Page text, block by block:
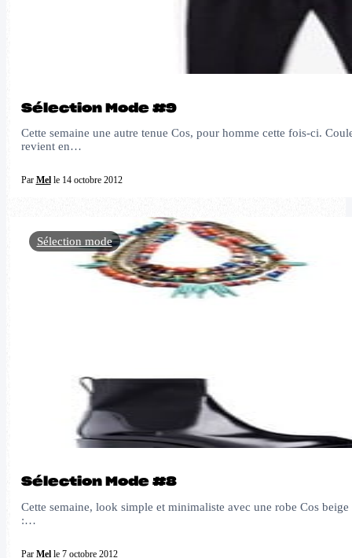
Sélection Mode #9
Cette semaine une autre tenue Cos, pour homme cette fois-ci.
revient en…
Par Melle 14 octobre 2012
Sélection Mode #8
Cette semaine, look simple et minimaliste avec une robe Cos
:…
Par Melle 7 octobre 2012
Sélection mode